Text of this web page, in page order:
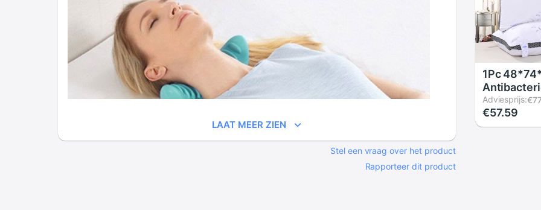
LAAT MEER ZIEN
Stel een vraag over het product
Rapporteer dit product
1Pc
Mijt Veer
Stereo
Kussen/
Adviesprijs:
€57.59